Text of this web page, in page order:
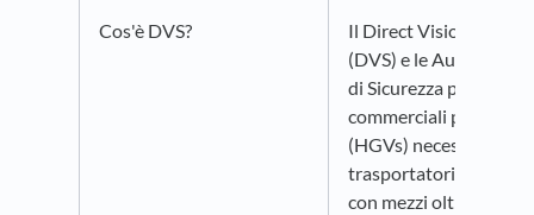
Cos'è DVS?
Il Direct Vision
(DVS) e le
di Sicurezza per mezzi
commerciali pesanti
(HGVs) necessitano
trasportatori di merci,
con mezzi oltre le 12